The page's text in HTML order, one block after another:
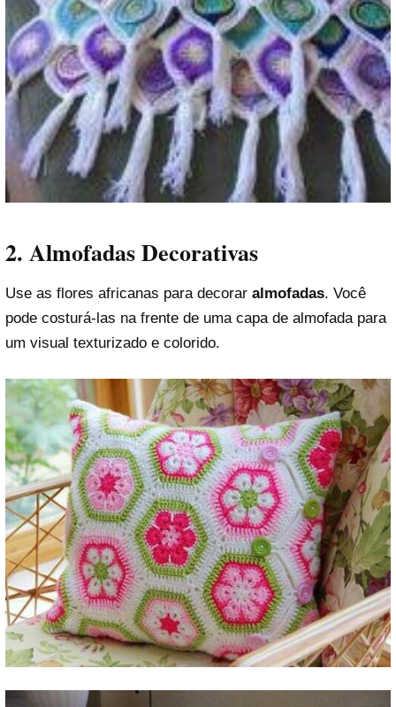
2. Almofadas Decorativas
Use as flores africanas para decorar almofadas. Você
pode costurá-las na frente de uma capa de almofada para
um visual texturizado e colorido.